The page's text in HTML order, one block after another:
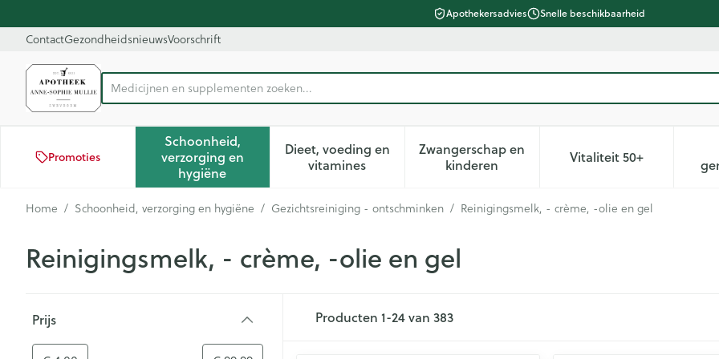
Apothekersadvies Snelle beschikbaarheid
ContactGezondheidsnieuwsVoorschrift
Product, merk, categorie...
Medic
Promoties
Schoonheid,
verzorging en
hygiëneToon submenu voor Schoonheid, verzorging en hygiëne categorie
Dieet, voeding en
vitaminesToon submenu voor Dieet, voeding en vitamines categorie
Zwangerschap en
kinderenToon submenu voor Zwangerschap en
Vitaliteit 50+Toon submenu
Home / Schoonheid, verzorging en hygiëne / Gezichtsreiniging - ontschminken / Reinigingsmelk, - crème, -olie en gel
Reinigingsmelk, - crème, -olie en gel
Prijs
Producten 1-24van 383